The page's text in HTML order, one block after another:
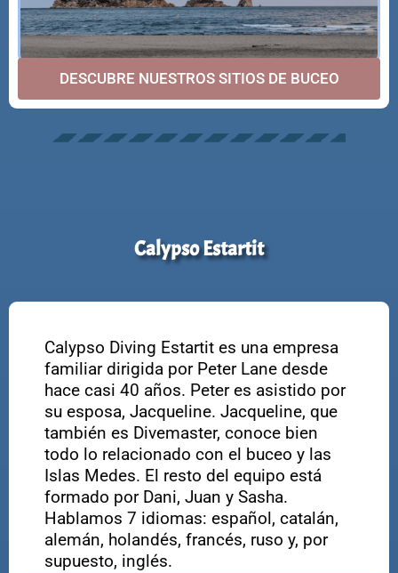
DESCUBRE NUESTROS SITIOS DE BUCEO
Calypso Estartit
Calypso Diving Estartit es una empresa
familiar dirigida por Peter Lane desde
hace casi 40 años. Peter es asistido por
su esposa, Jacqueline. Jacqueline, que
también es Divemaster, conoce bien
todo lo relacionado con el buceo y las
Islas Medes. El resto del equipo está
formado por Dani, Juan y Sasha.
Hablamos 7 idiomas: español, catalán,
alemán, holandés, francés, ruso y, por
supuesto, inglés.